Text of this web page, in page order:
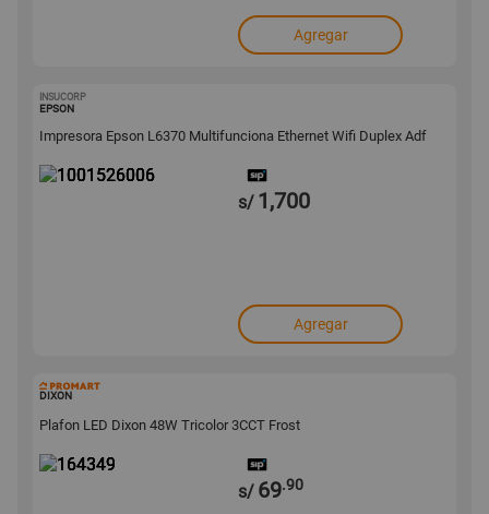
Agregar
INSUCORP
EPSON
Impresora Epson L6370 Multifunciona Ethernet Wifi Duplex Adf
s/ 1,700
Agregar
DIXON
Plafon LED Dixon 48W Tricolor 3CCT Frost
s/ 69.90